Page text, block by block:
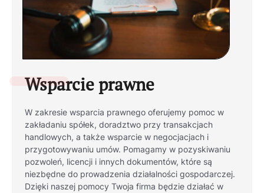
Wsparcie prawne
W zakresie wsparcia prawnego oferujemy pomoc w
zakładaniu spółek, doradztwo przy transakcjach
handlowych, a także wsparcie w negocjacjach i
przygotowywaniu umów. Pomagamy w pozyskiwaniu
pozwoleń, licencji i innych dokumentów, które są
niezbędne do prowadzenia działalności gospodarczej.
Dzięki naszej pomocy Twoja firma będzie działać w